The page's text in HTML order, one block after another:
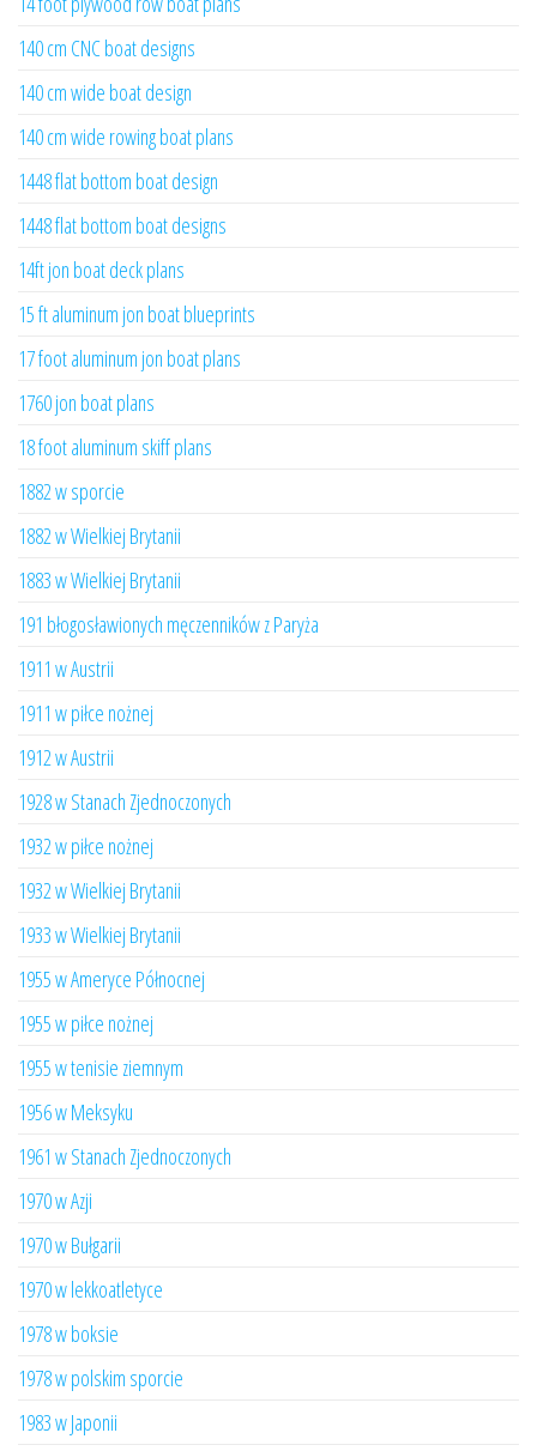
140 cm CNC boat designs
140 cm wide boat design
140 cm wide rowing boat plans
1448 flat bottom boat design
1448 flat bottom boat designs
14ft jon boat deck plans
15 ft aluminum jon boat blueprints
17 foot aluminum jon boat plans
1760 jon boat plans
18 foot aluminum skiff plans
1882 w sporcie
1882 w Wielkiej Brytanii
1883 w Wielkiej Brytanii
191 błogosławionych męczenników z Paryża
1911 w Austrii
1911 w piłce nożnej
1912 w Austrii
1928 w Stanach Zjednoczonych
1932 w piłce nożnej
1932 w Wielkiej Brytanii
1933 w Wielkiej Brytanii
1955 w Ameryce Północnej
1955 w piłce nożnej
1955 w tenisie ziemnym
1956 w Meksyku
1961 w Stanach Zjednoczonych
1970 w Azji
1970 w Bułgarii
1970 w lekkoatletyce
1978 w boksie
1978 w polskim sporcie
1983 w Japonii